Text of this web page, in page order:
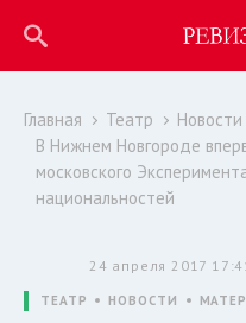
Главная Театр
Новости
В Нижнем Новгороде
московского
национальностей
24 апреля 2017
ТЕАТР НОВОСТИ